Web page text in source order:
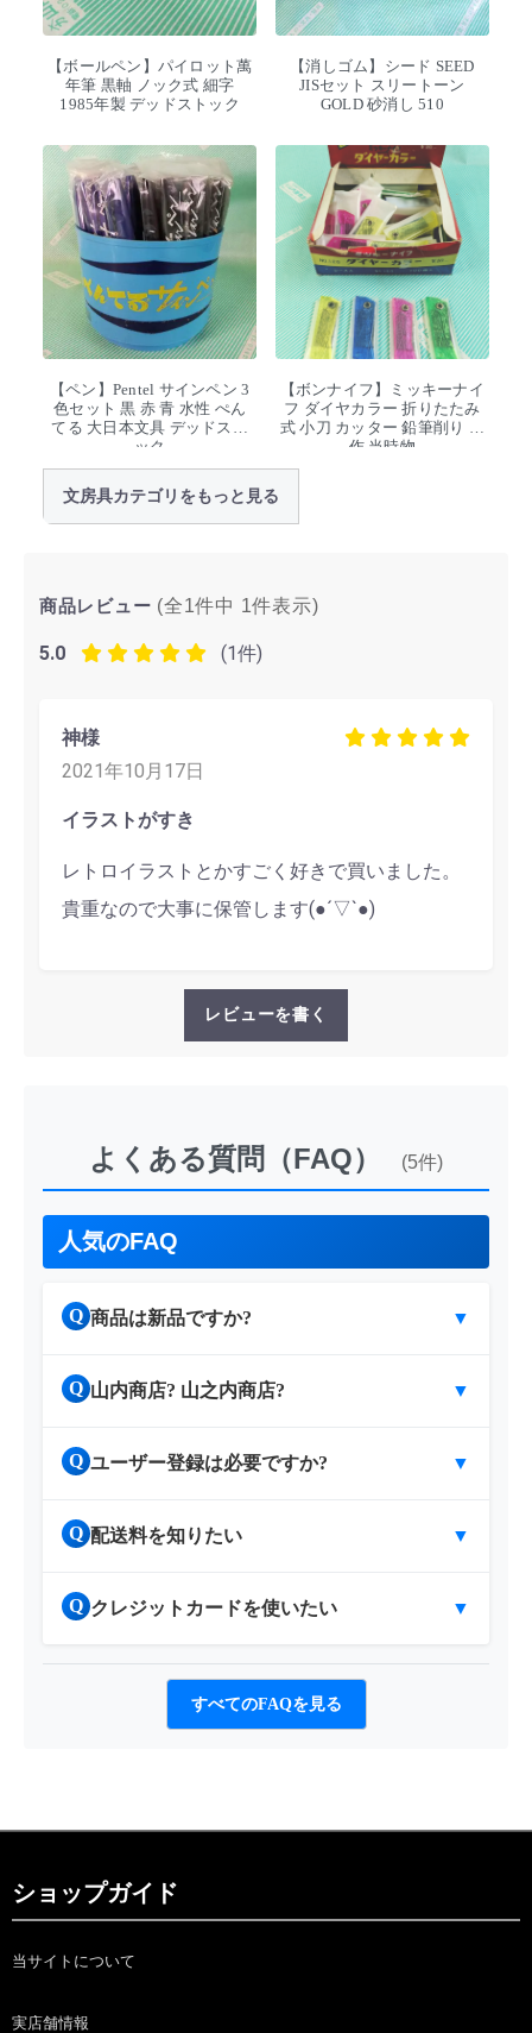
【ボールペン】パイロット萬
年筆 黒軸 ノック式 細字
1985年製 デッドストック
【消しゴム】シード SEED
JISセット スリートーン
GOLD 砂消し 510
【ペン】Pentel サインペン 3
色セット 黒 赤 青 水性 ぺん
てる 大日本文具 デッドスト
ック
【ボンナイフ】ミッキーナイ
フ ダイヤカラー 折りたたみ
式 小刀 カッター 鉛筆削り 工
作 当時物
文房具カテゴリをもっと見る
商品レビュー (全1件中 1件表示)
5.0 (1件)
神様
2021年10月17日
イラストがすき
レトロイラストとかすごく好きで買いました。
貴重なので大事に保管します(●´▽`●)
レビューを書く
よくある質問（FAQ） (5件)
人気のFAQ
Q 商品は新品ですか? ▼
Q 山内商店? 山之内商店? ▼
Q ユーザー登録は必要ですか? ▼
Q 配送料を知りたい ▼
Q クレジットカードを使いたい ▼
すべてのFAQを見る
ショップガイド
当サイトについて
実店舗情報